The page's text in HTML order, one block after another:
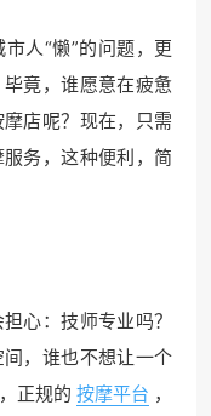
人“懒”的问题，更
竟，谁愿意在疲惫
店呢？现在，只需
务，这种便利，简
心：技师专业吗？
，谁也不想让一个
正规的 按摩平台 ，